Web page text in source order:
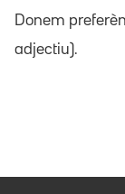
Donem
adjectiu).